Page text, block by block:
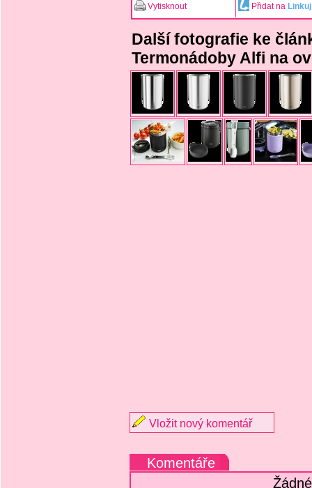
Vytisknout
Přidat na Linkuj
Další fotografie ke
Termonádoby Alfi na
Vložit nový komentář
Komentáře